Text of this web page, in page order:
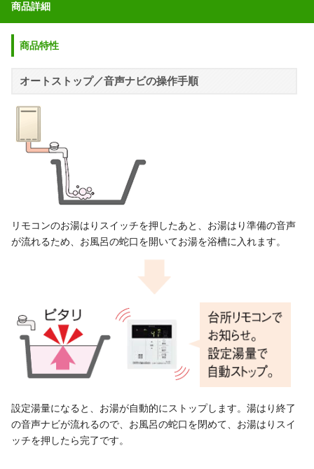
商品詳細
商品特性
オートストップ／音声ナビの操作手順
リモコンのお湯はりスイッチを押したあと、お湯はり準備の音声
が流れるため、お風呂の蛇口を開いてお湯を浴槽に入れます。
設定湯量になると、お湯が自動的にストップします。湯はり終了
の音声ナビが流れるので、お風呂の蛇口を閉めて、お湯はりスイ
ッチを押したら完了です。